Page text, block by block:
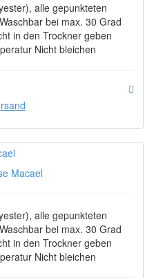
alle gepunkteten
bei max. 30 Grad
in den Trockner geben
Nicht bleichen
Macael
alle gepunkteten
bei max. 30 Grad
in den Trockner geben
Nicht bleichen